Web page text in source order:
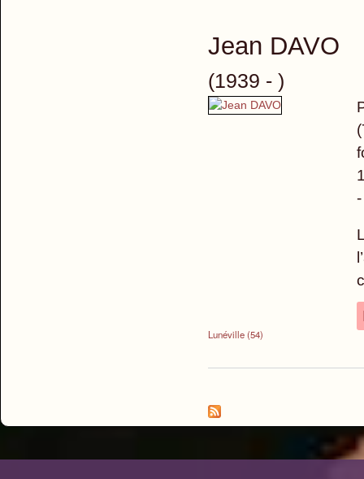
Jean DAVO
(1939 - )
Lunéville (54)